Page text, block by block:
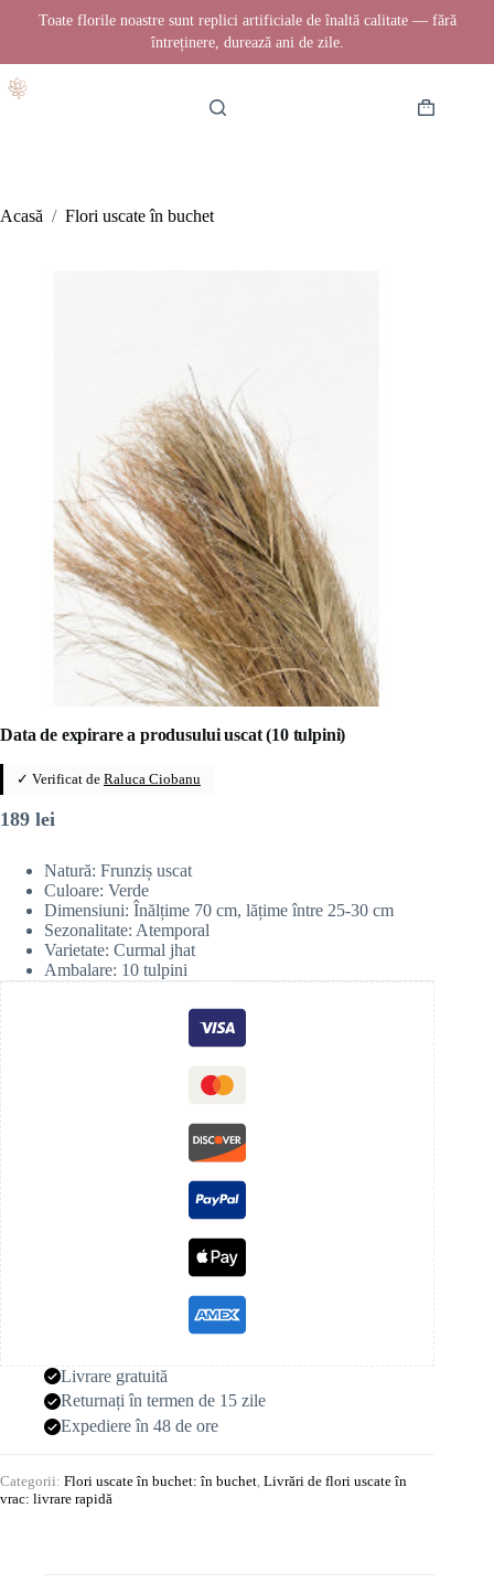
Toate florile noastre sunt replici artificiale de înaltă calitate — fără
întreținere, durează ani de zile.
la
Coș
Acasă / Flori uscate în buchet
Data de expirare a produsului uscat (10 tulpini)
✓ Verificat de Raluca Ciobanu
189 lei
Natură: Frunziș uscat
Culoare: Verde
Dimensiuni: Înălțime 70 cm, lățime între 25-30 cm
Sezonalitate: Atemporal
Varietate: Curmal jhat
Ambalare: 10 tulpini
Livrare gratuită
Returnați în termen de 15 zile
Expediere în 48 de ore
Categorii: Flori uscate în buchet: în buchet, Livrări de flori uscate în
vrac: livrare rapidă